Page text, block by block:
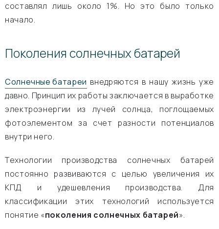
составлял лишь около 1%. Но это было только
начало.
Поколения солнечных батарей
Солнечные батареи внедряются в нашу жизнь уже
давно. Принцип их работы заключается в выработке
электроэнергии из лучей солнца, поглощаемых
фотоэлементом за счет разности потенциалов
внутри него.
Технологии производства солнечных батарей
постоянно развиваются с целью увеличения их
КПД и удешевления производства. Для
классификации этих технологий используется
понятие «поколения солнечных батарей».